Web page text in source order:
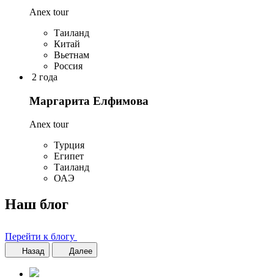
Anex tour
Таиланд
Китай
Вьетнам
Россия
2 года
Маргарита Елфимова
Anex tour
Турция
Египет
Таиланд
ОАЭ
Наш блог
Перейти к блогу
Назад Далее